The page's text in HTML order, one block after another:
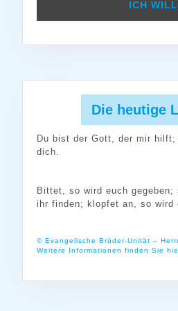
Die heutige
Du bist der Gott, der mir
dich.
Bittet, so wird euch gegeben;
ihr finden; klopfet an, so wird
© Evangelische Brüder-Unität –
Weitere Informationen finden Sie